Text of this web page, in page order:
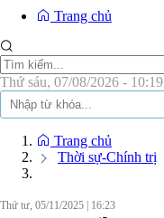
Trang chủ
Thứ sáu, 07/08/2026 - 10:19
Trang chủ
Thời sự-Chính trị
Thứ tư, 05/11/2025
16:23